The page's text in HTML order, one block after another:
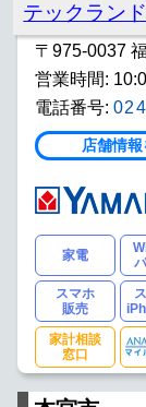
テックラン
〒975-0037
営業時間:
電話番号:
店舗情
家電
スマホ
販売
家計相談
窓口